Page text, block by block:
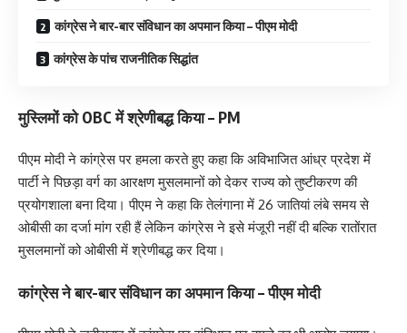
कांग्रेस ने बार-बार संविधान का अपमान किया – पीएम मोदी
कांग्रेस के पांच राजनीतिक सिद्धांत
मुस्लिमों को OBC में श्रेणीबद्ध किया – PM
पीएम मोदी ने कांग्रेस पर हमला करते हुए कहा कि अविभाजित आंध्र प्रदेश में
पार्टी ने पिछड़ा वर्ग का आरक्षण मुसलमानों को देकर राज्य को तुष्टीकरण की
प्रयोगशाला बना दिया। पीएम ने कहा कि तेलंगाना में 26 जातियां लंबे समय से
ओबीसी का दर्जा मांग रही हैं लेकिन कांग्रेस ने इसे मंजूरी नहीं दी बल्कि रातोंरात
मुसलमानों को ओबीसी में श्रेणीबद्ध कर दिया।
कांग्रेस ने बार-बार संविधान का अपमान किया – पीएम मोदी